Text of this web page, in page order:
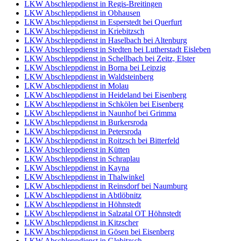
LKW Abschleppdienst in Regis-Breitingen
LKW Abschleppdienst in Obhausen
LKW Abschleppdienst in Esperstedt bei Querfurt
LKW Abschleppdienst in Kriebitzsch
LKW Abschleppdienst in Haselbach bei Altenburg
LKW Abschleppdienst in Stedten bei Lutherstadt Eisleben
LKW Abschleppdienst in Schellbach bei Zeitz, Elster
LKW Abschleppdienst in Borna bei Leipzig
LKW Abschleppdienst in Waldsteinberg
LKW Abschleppdienst in Molau
LKW Abschleppdienst in Heideland bei Eisenberg
LKW Abschleppdienst in Schkölen bei Eisenberg
LKW Abschleppdienst in Naunhof bei Grimma
LKW Abschleppdienst in Burkersroda
LKW Abschleppdienst in Petersroda
LKW Abschleppdienst in Roitzsch bei Bitterfeld
LKW Abschleppdienst in Kütten
LKW Abschleppdienst in Schraplau
LKW Abschleppdienst in Kayna
LKW Abschleppdienst in Thalwinkel
LKW Abschleppdienst in Reinsdorf bei Naumburg
LKW Abschleppdienst in Abtlöbnitz
LKW Abschleppdienst in Höhnstedt
LKW Abschleppdienst in Salzatal OT Höhnstedt
LKW Abschleppdienst in Kitzscher
LKW Abschleppdienst in Gösen bei Eisenberg